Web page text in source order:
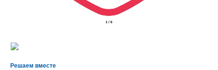
2 / 6
Решаем вместе